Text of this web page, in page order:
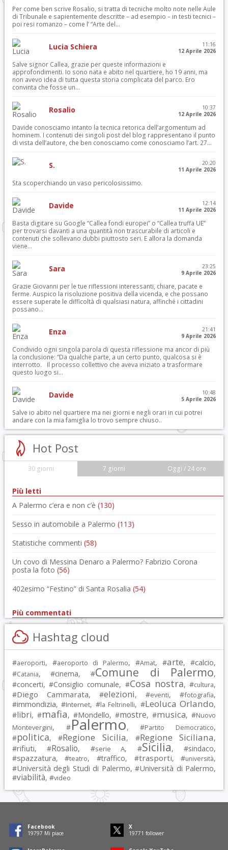
Per come ben scrive Rosalio, si tratta di tecniche molto note nelle Aule
di Tribunale e sapientemente descritte – ad esempio – in testi tecnici –
poi resi romanzo – come l’ “Arte del...
Lucia Schiera
11:16
12 Aprile 2026
Salve signor Callea, grazie per queste informazioni e
approfondimenti. Io sono nata e abito nel quartiere, ho 19 anni, ma
non avevo idea di tutta questa storia complicata del parco. Ero
convinta che fosse un...
Rosalio
10:37
12 Aprile 2026
Davide conosciamo intanto la tecnica retorica dell’argomentum ad
hominem. I contenuti dei singoli post del blog rappresentano il punto
di vista dell’autore, che ben conosciamo come conosciamo l’art. 27...
S.
20:20
11 Aprile 2026
Sta scoperchiando un vaso pericolosissimo.
Davide
12:14
11 Aprile 2026
Basta digitare su Google “Callea fondi europei” o “Callea truffa UE”
per trovarsi davanti a una quantità non trascurabile di articoli e
contenuti che sollevano dubbi piuttosto seri. E allora la domanda
viene...
Sara
23:25
9 Aprile 2026
Grazie Giovanni per le tue riflessioni interessanti, chiare, pacate e
ferme. Auspico la risoluzione positiva della vicenda, e che possano
essere superate le difficoltà di qualsiasi natura, affinché i cittadini
possano...
Enza
21:41
9 Aprile 2026
Condivido ogni singola parola di questa riflessione ma ancor di più
la conclusione: “Da qualche parte, a un certo punto, qualcosa si è
interrotto. Il processo collettivo che aveva iniziato a trasformare
questo luogo si...
Davide
10:48
5 Aprile 2026
Salve io abito nel quartiere ma nei giorni e negli orari in cui potrei
andare con la mia famiglia lo trovo sempre chiuso..
Hot Post
30 giorni 7 giorni Oggi / 24 ore
Più letti
A Palermo c’era e non c’è (130)
Sesso in automobile a Palermo (113)
Statistiche commenti (58)
Un covo di Messina Denaro a Palermo? Fabrizio Corona
posta la foto (56)
402esimo “Festino” di Santa Rosalia (54)
Più commentati
Hashtag cloud
#aeroporti, #aeroporto di Palermo, #Amat, #arte, #calcio,
#Catania, #cinema, #Comune di Palermo,
#concerti, #Consiglio comunale, #Cosa nostra, #cultura,
#Diego Cammarata, #elezioni, #eventi, #fotografia,
#immondizia, #Internet, #la Feltrinelli, #Leoluca Orlando,
#libri, #mafia, #Mondello, #mostre, #musica, #Nuovo
Montevergini, #Palermo, #Partito Democratico,
#politica, #Regione Sicilia, #Regione Siciliana,
#rifiuti, #Rosalio, #serie A, #Sicilia, #sindaco,
#spazzatura, #teatro, #traffico, #trasporti, #università,
#Università degli Studi di Palermo, #Università di Palermo,
#viabilità, #video
Facebook
19797 Mi piace
X
19771 follower